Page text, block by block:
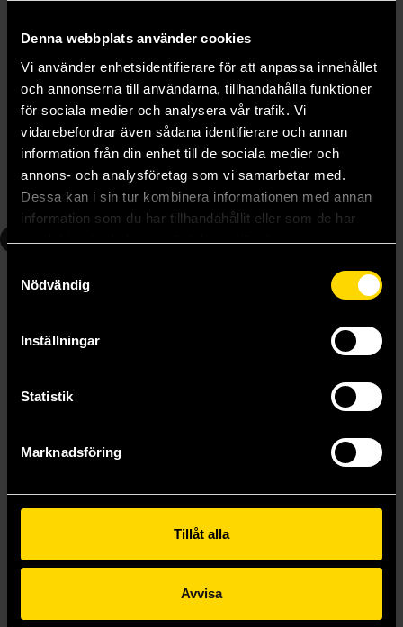
Denna webbplats använder cookies
Vi använder enhetsidentifierare för att anpassa innehållet
och annonserna till användarna, tillhandahålla funktioner
för sociala medier och analysera vår trafik. Vi
vidarebefordrar även sådana identifierare och annan
information från din enhet till de sociala medier och
annons- och analysföretag som vi samarbetar med.
Dessa kan i sin tur kombinera informationen med annan
information som du har tillhandahållit eller som de har
samlat in när du har använt deras tjänster.
Nödvändig
Inställningar
Statistik
Marknadsföring
Tillåt alla
Avvisa
Parasyte Full Color Collection 5
Hitoshi Iwaaki
219 kr
Läs mer
Hitoshi Iwaaki
219 kr
Läs mer
8
219 kr
Läs mer